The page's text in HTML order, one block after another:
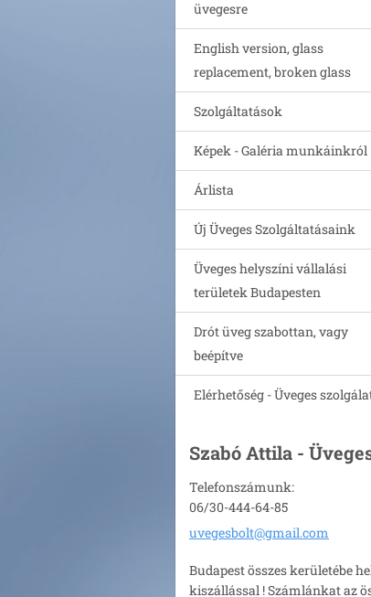
üvegesre
English version, glass
replacement, broken glass
Szolgáltatások
Képek - Galéria munkáinkról
Árlista
Új Üveges Szolgáltatásaink
Üveges helyszíni vállalási
területek Budapesten
Drót üveg szabottan, vagy
beépítve
Elérhetőség - Üveges
Szabó Attila -
Telefonszámunk:
06/30-444-64-85
uvegesbolt@gmail.com
Budapest összes kerületébe
kiszállással ! Számlánkat az